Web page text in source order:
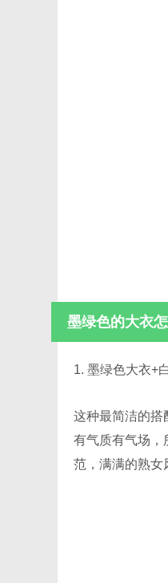
墨绿色的大衣
1. 墨绿色大衣+
这种最简洁的搭
有气质有气场，
范，满满的熟女